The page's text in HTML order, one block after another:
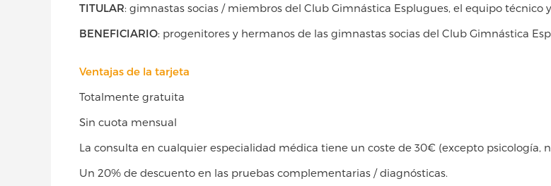
TITULAR: gimnastas socias / miembros del Club Gimnástica Esplugues, el equipo técnico
BENEFICIARIO: progenitores y hermanos de las gimnastas socias del Club Gimnástica
Ventajas de la tarjeta
Totalmente gratuita
Sin cuota mensual
La consulta en cualquier especialidad médica tiene un coste de 30€ (excepto psicología,
Un 20% de descuento en las pruebas complementarias / diagnósticas.